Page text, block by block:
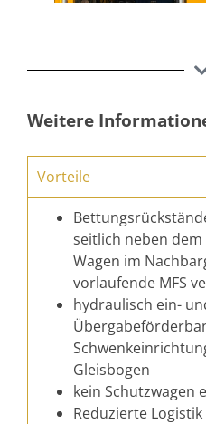
Weitere
Vorteile
seitlich neben
Wagen im
vorlaufende MFS
hydraulisch ein-
Gleisbogen
kein Schutzwagen
Reduzierte